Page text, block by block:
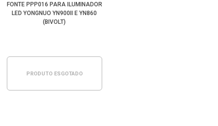
FONTE PPP016 PARA ILUMINADOR
LED YONGNUO YN900II E YN860
(BIVOLT)
PRODUTO ESGOTADO